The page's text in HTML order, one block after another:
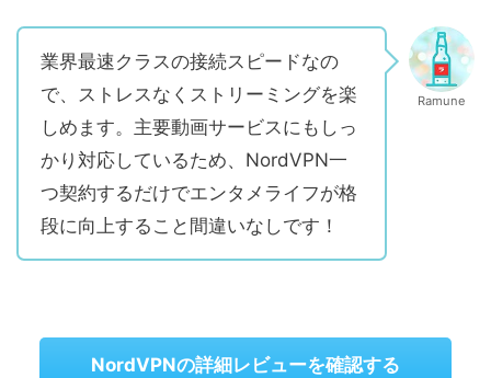
業界最速クラスの接続スピードなの
で、ストレスなくストリーミングを楽
しめます。主要動画サービスにもしっ
かり対応しているため、NordVPN一
つ契約するだけでエンタメライフが格
段に向上すること間違いなしです！
Ramune
NordVPNの詳細レビューを確認する